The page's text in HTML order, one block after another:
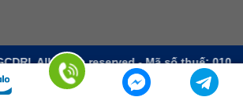
reserved - Mã số thuế: 0107767376-